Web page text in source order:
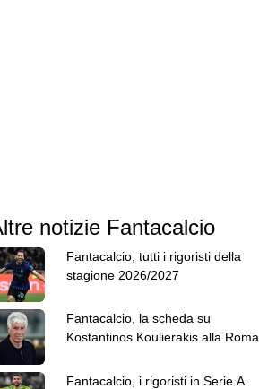
notizie Fantacalcio
Fantacalcio, tutti i rigoristi della
stagione 2026/2027
Fantacalcio, la scheda su
Kostantinos Koulierakis alla Roma
Fantacalcio, i rigoristi in Serie A